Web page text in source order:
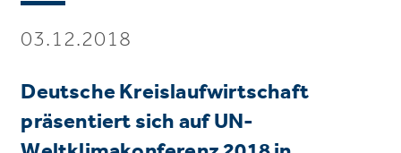
03.12.2018
Deutsche Kreislaufwirtschaft
präsentiert sich auf UN-